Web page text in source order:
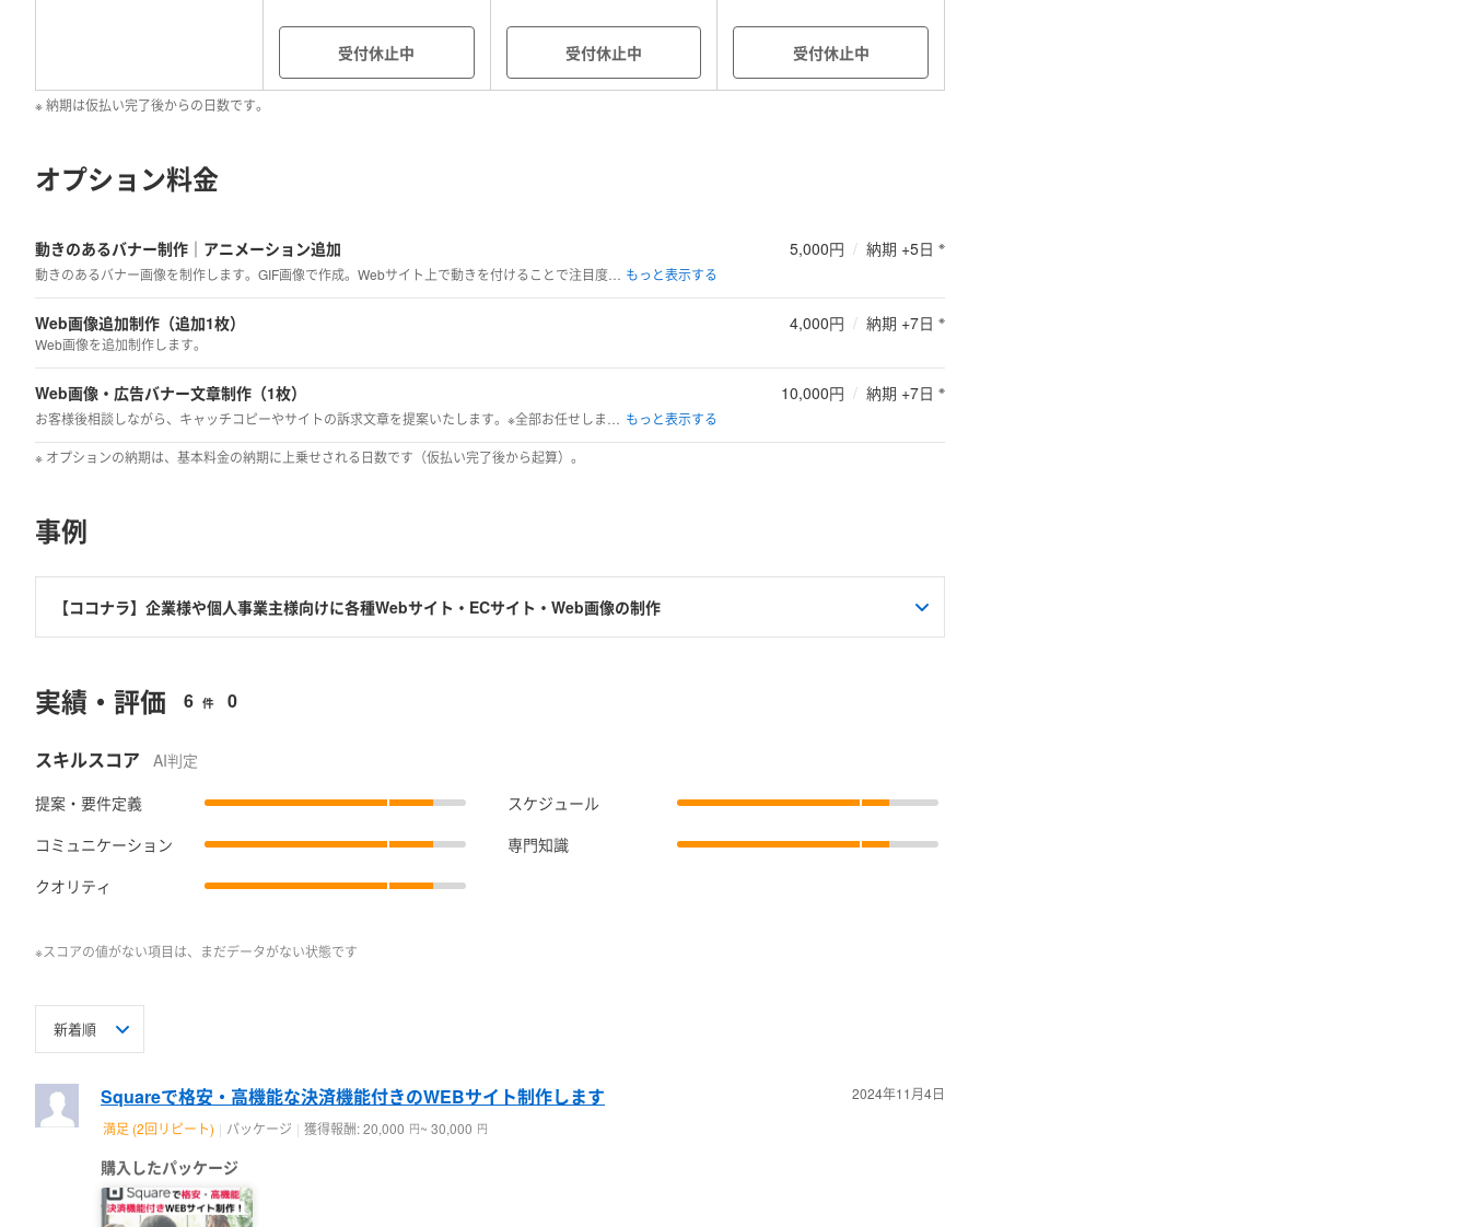
受付休止中 受付休止中 受付休止中
※ 納期は仮払い完了後からの日数です。
オプション料金
動きのあるバナー制作｜アニメーション追加 5,000円 / 納期 +5日 ※
Web画像追加制作（追加1枚）
Web画像を追加制作します。
4,000円 / 納期 +7日 ※
Web画像・広告バナー文章制作（1枚） 10,000円 / 納期 +7日 ※
※ オプションの納期は、基本料金の納期に上乗せされる日数です（仮払い完了後から起算）。
事例
【ココナラ】企業様や個人事業主様向けに各種Webサイト・ECサイト・Web画像の制作
■主な制作実績
・ネイルサロンのオンラインショップ制作（square）
・古民家の予約サイト制作（square）
・他の実績については、お問い合わせ下さい
■Web制作の進め方
（デザイン案や、参考となるサイトがある場合はメッセージのやりとりのみで制作可能です）
④ 下層ページ（その他のページ）を制作、ご確認。
⑥ お客様のサーバーにアップロード
⑦ 最終確認をして頂き納品
⑧ 2週間程度は無償でサポートさせて頂きます。
実績・評価 6 件 0
スキルスコア
AI判定
提案・要件定義
コミュニケーション
クオリティ
スケジュール
専門知識
※スコアの値がない項目は、まだデータがない状態です
Squareで格安・高機能な決済機能付きのWEBサイト制作します
2024年11月4日
満足 (2回リピート)
パッケージ 獲得報酬: 20,000 円~ 30,000 円
購入したパッケージ